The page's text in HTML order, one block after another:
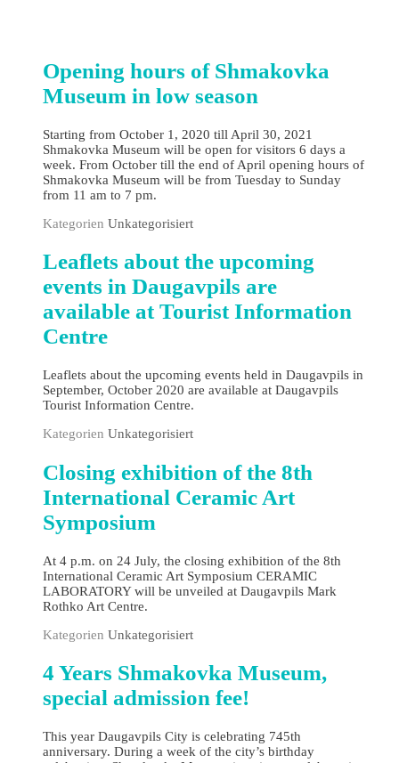
Opening hours of Shmakovka
Museum in low season
Starting from October 1, 2020 till April 30, 2021
Shmakovka Museum will be open for visitors 6 days a
week. From October till the end of April opening hours of
Shmakovka Museum will be from Tuesday to Sunday
from 11 am to 7 pm.
Kategorien Unkategorisiert
Leaflets about the upcoming
events in Daugavpils are
available at Tourist Information
Centre
Leaflets about the upcoming events held in Daugavpils in
September, October 2020 are available at Daugavpils
Tourist Information Centre.
Kategorien Unkategorisiert
Closing exhibition of the 8th
International Ceramic Art
Symposium
At 4 p.m. on 24 July, the closing exhibition of the 8th
International Ceramic Art Symposium CERAMIC
LABORATORY will be unveiled at Daugavpils Mark
Rothko Art Centre.
Kategorien Unkategorisiert
4 Years Shmakovka Museum,
special admission fee!
This year Daugavpils City is celebrating 745th
anniversary. During a week of the city’s birthday